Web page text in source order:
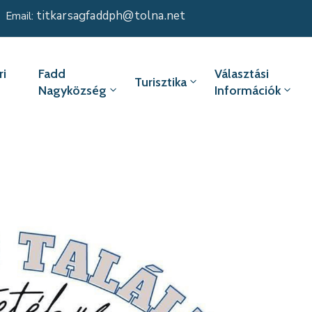
Email: titkarsagfaddph@tolna.net
Fadd
Nagyközség
Turisztika
Választási
Információk